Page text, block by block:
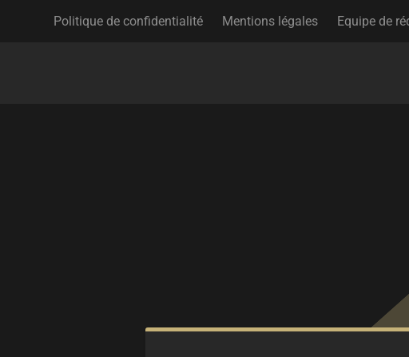
Politique de confidentialité Mentions légales Equipe de